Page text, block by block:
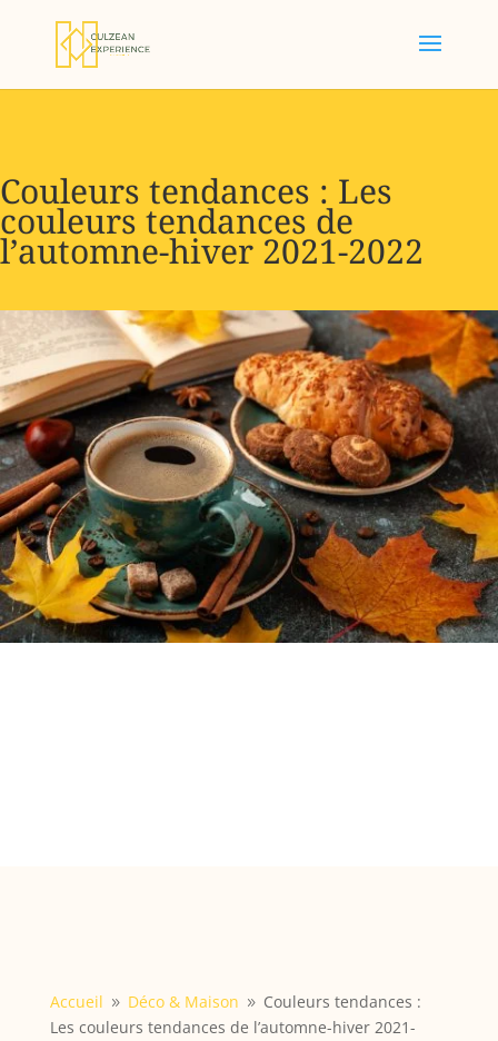
Couleurs tendances : Les
couleurs tendances de
l’automne-hiver 2021-2022
Accueil 9 Déco & Maison 9 Couleurs tendances :
Les couleurs tendances de l’automne-hiver 2021-